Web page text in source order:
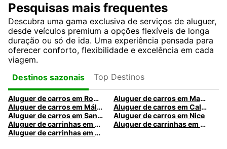
Pesquisas mais frequentes
Descubra uma gama exclusiva de serviços de aluguer,
desde veículos premium a opções flexíveis de longa
duração ou só de ida. Uma experiência pensada para
oferecer conforto, flexibilidade e excelência em cada
viagem.
Destinos sazonais
Top Destinos
Aluguer de carros em Roma
Aluguer de carros em Madrid
Aluguer de carros em Málaga
Aluguer de carros em Caldas da Rainha
Aluguer de carros em Santa Maria da Feira
Aluguer de carros em Nice
Aluguer de carrinhas em Nice
Aluguer de carrinhas em Santa Maria da Feira
Aluguer de carrinhas em Caldas da Rainha